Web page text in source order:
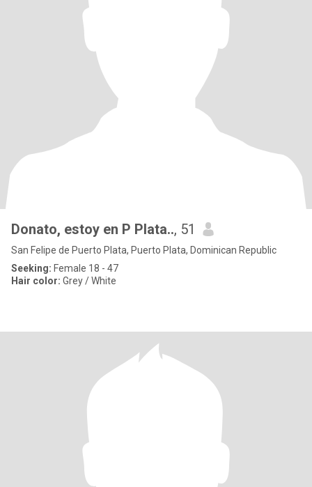
Donato, estoy en P Plata.., 51
San Felipe de Puerto Plata, Puerto Plata, Dominican Republic
Seeking: Female 18 - 47
Hair color: Grey / White